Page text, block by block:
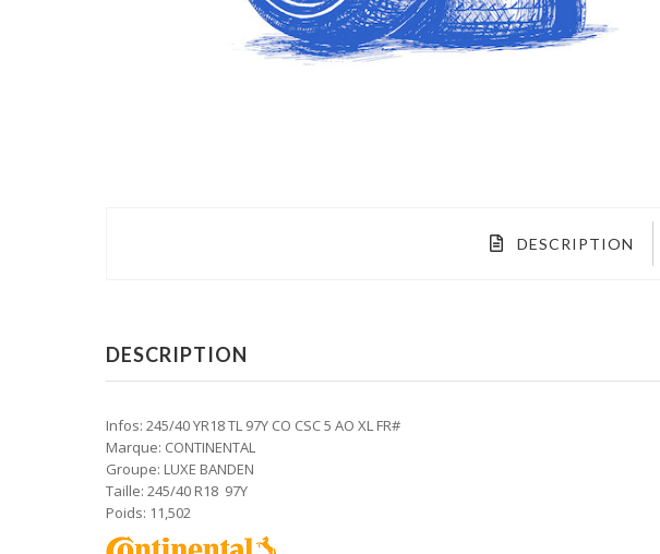
DESCRIPTION
DESCRIPTION
Infos: 245/40 YR18 TL 97Y CO CSC 5 AO XL FR#
Marque: CONTINENTAL
Groupe: LUXE BANDEN
Taille: 245/40 R18 97Y
Poids: 11,502